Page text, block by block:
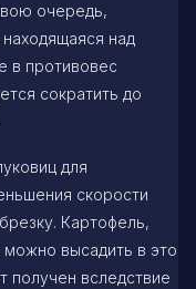
очередь,
над
в противовес
сократить до
для
скорости
Картофель,
высадить в это
получен вследствие